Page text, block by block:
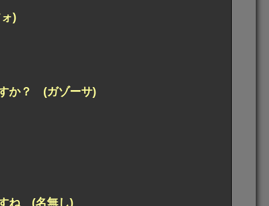
)
か？ (ガゾーサ)
すね (名無し)